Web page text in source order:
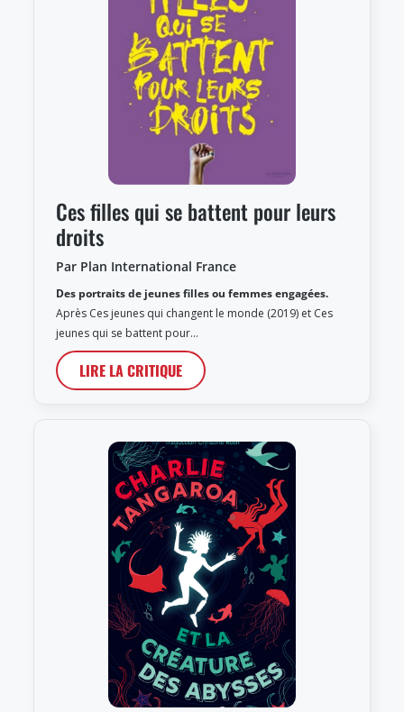
Ces filles qui se battent pour leurs
droits
Par Plan International France
Des portraits de jeunes filles ou femmes engagées.
Après Ces jeunes qui changent le monde (2019) et Ces
jeunes qui se battent pour…
LIRE LA CRITIQUE